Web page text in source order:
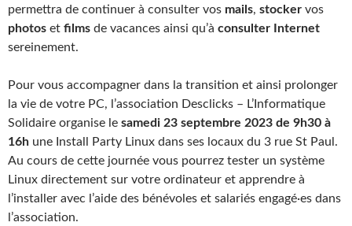
permettra de continuer à consulter vos mails, stocker vos
photos et films de vacances ainsi qu’à consulter Internet
sereinement.
Pour vous accompagner dans la transition et ainsi prolonger
la vie de votre PC, l’association Desclicks – L’Informatique
Solidaire organise le samedi 23 septembre 2023 de 9h30 à
16h une Install Party Linux dans ses locaux du 3 rue St Paul.
Au cours de cette journée vous pourrez tester un système
Linux directement sur votre ordinateur et apprendre à
l’installer avec l’aide des bénévoles et salariés engagé·es dans
l’association.